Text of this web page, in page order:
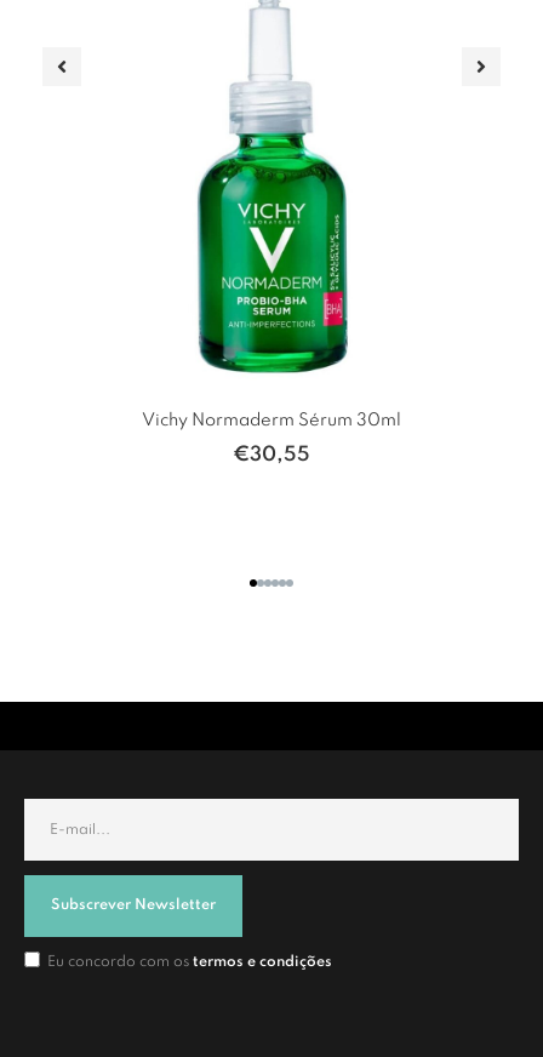
Vichy Normaderm Sérum 30ml
€30,55
Subscrever Newsletter
Eu concordo com os termos e condições